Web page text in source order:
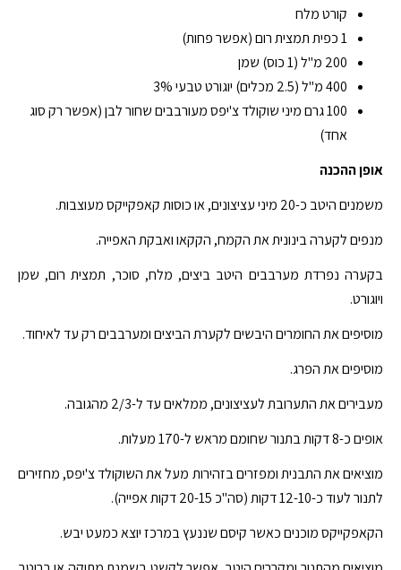
קורט מלח
1 כפית תמצית רום (אפשר פחות)
200 מ"ל (1 כוס) שמן
400 מ"ל (2.5 מכלים) יוגורט טבעי 3%
100 גרם מיני שוקולד צ'יפס מעורבבים שחור לבן (אפשר רק סוג
אחד)
אופן ההכנה
משמנים היטב כ-20 מיני עציצונים, או כוסות קאפקייקס מעוצבות.
מנפים לקערה בינונית את הקמח, הקקאו ואבקת האפייה.
בקערה נפרדת מערבבים היטב ביצים, מלח, סוכר, תמצית רום, שמן
ויוגורט.
מוסיפים את החומרים היבשים לקערת הביצים ומערבבים רק עד לאיחוד.
מוסיפים את הפרג.
מעבירים את התערובת לעציצונים, ממלאים עד ל-2/3 מהגובה.
אופים כ-8 דקות בתנור שחומם מראש ל-170 מעלות.
מוציאים את התבנית ומפזרים בזהירות מעל את השוקולד צ'יפס, מחזירים
לתנור לעוד כ-12-10 דקות (סה"כ 20-15 דקות אפייה).
הקאפקייקס מוכנים כאשר קיסם שננעץ במרכז יוצא כמעט יבש.